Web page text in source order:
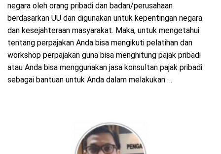
negara oleh orang pribadi dan badan/perusahaan
berdasarkan UU dan digunakan untuk kepentingan negara
dan kesejahteraan masyarakat. Maka, untuk mengetahui
tentang perpajakan Anda bisa mengikuti pelatihan dan
workshop perpajakan guna bisa menghitung pajak pribadi
atau Anda bisa menggunakan jasa konsultan pajak pribadi
sebagai bantuan untuk Anda dalam melakukan …